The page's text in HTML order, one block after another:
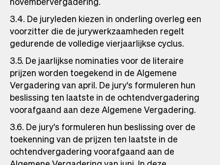
3.4. De juryleden kiezen in onderling overleg een
voorzitter die de jurywerkzaamheden regelt
gedurende de volledige vierjaarlijkse cyclus.
3.5. De jaarlijkse nominaties voor de literaire
prijzen worden toegekend in de Algemene
Vergadering van april. De jury's formuleren hun
beslissing ten laatste in de ochtendvergadering
voorafgaand aan deze Algemene Vergadering.
3.6. De jury's formuleren hun beslissing over de
toekenning van de prijzen ten laatste in de
ochtendvergadering voorafgaand aan de